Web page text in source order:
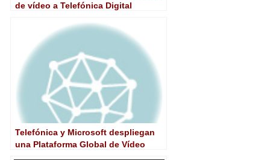
de vídeo a Telefónica Digital
Telefónica y Microsoft despliegan
una Plataforma Global de Vídeo